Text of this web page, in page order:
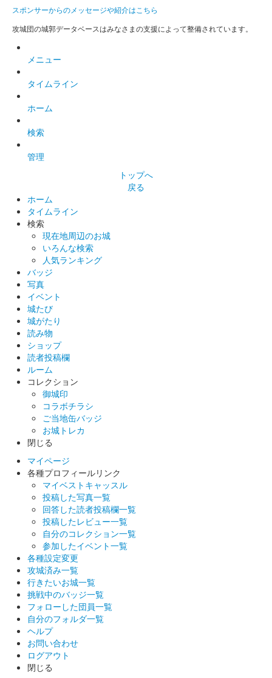
国峯城 御城印 小幡信貞公版
スポンサーからのメッセージや紹介はこちら
攻城団の城郭データベースはみなさまの支援によって整備されています。
メニュー
タイムライン
ホーム
検索
管理
トップへ
戻る
ホーム
タイムライン
検索
現在地周辺のお城
いろんな検索
人気ランキング
バッジ
写真
イベント
城たび
城がたり
読み物
ショップ
読者投稿欄
ルーム
コレクション
御城印
コラボチラシ
ご当地缶バッジ
お城トレカ
閉じる
マイページ
各種プロフィールリンク
マイベストキャッスル
投稿した写真一覧
回答した読者投稿欄一覧
投稿したレビュー一覧
自分のコレクション一覧
参加したイベント一覧
各種設定変更
攻城済み一覧
行きたいお城一覧
挑戦中のバッジ一覧
フォローした団員一覧
自分のフォルダ一覧
ヘルプ
お問い合わせ
ログアウト
閉じる